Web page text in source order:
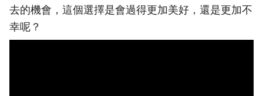
去的機會，這個選擇是會過得更加美好，還是更加不
幸呢？